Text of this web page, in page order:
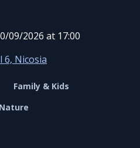
09/2026 at 17:00
6, Nicosia
Family & Kids